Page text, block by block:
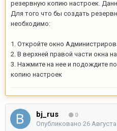
резервную копию настроек.
Для того что бы создать
необходимо:
1. Откройте окно
2. В верхней правой части окна
3. Нажмите на нее и подождите
копию настроек
bj_rus 0
Опубликовано 26